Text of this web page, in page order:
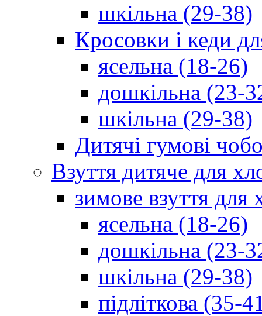
шкільна (29-38)
Кросовки і кеди
ясельна (18-26)
дошкільна (23-
шкільна (29-38)
Дитячі гумові
Взуття дитяче для
зимове взуття для
ясельна (18-26)
дошкільна (23-
шкільна (29-38)
підліткова (35-